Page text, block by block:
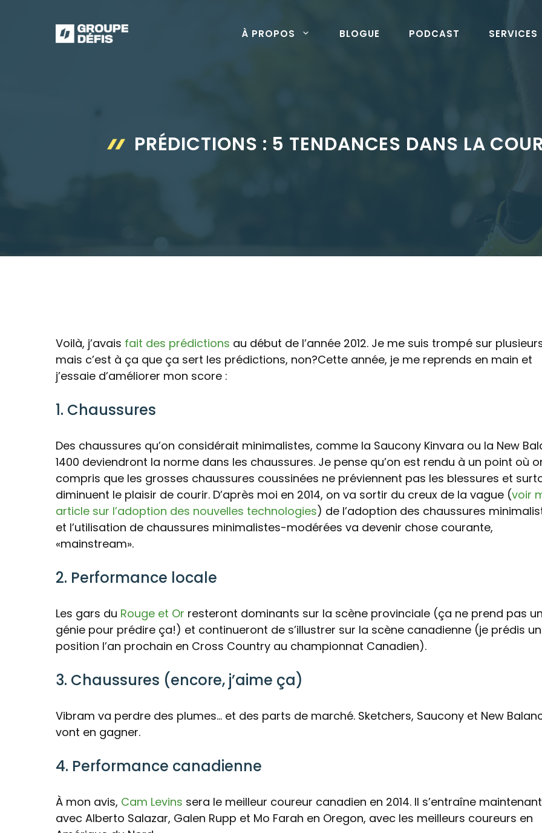
À PROPOS BLOGUE PODCAST SERVICES
PRÉDICTIONS : 5 TENDANCES DANS LA
Voilà, j’avais fait des prédictions au début de l’année 2012. Je me suis trompé sur
mais c’est à ça que ça sert les prédictions, non?Cette année, je me reprends en main et
j’essaie d’améliorer mon score :
1. Chaussures
Des chaussures qu’on considérait minimalistes, comme la Saucony Kinvara ou la New
1400 deviendront la norme dans les chaussures. Je pense qu’on est rendu à un point où
compris que les grosses chaussures coussinées ne préviennent pas les blessures et
diminuent le plaisir de courir. D’après moi en 2014, on va sortir du creux de la vague (voir
article sur l’adoption des nouvelles technologies) de l’adoption des chaussures
et l’utilisation de chaussures minimalistes-modérées va devenir chose courante,
«mainstream».
2. Performance locale
Les gars du Rouge et Or resteront dominants sur la scène provinciale (ça ne prend pas un
génie pour prédire ça!) et continueront de s’illustrer sur la scène canadienne (je prédis
position l’an prochain en Cross Country au championnat Canadien).
3. Chaussures (encore, j’aime ça)
Vibram va perdre des plumes… et des parts de marché. Sketchers, Saucony et New
vont en gagner.
4. Performance canadienne
À mon avis, Cam Levins sera le meilleur coureur canadien en 2014. Il s’entraîne maintenant
avec Alberto Salazar, Galen Rupp et Mo Farah en Oregon, avec les meilleurs coureurs en